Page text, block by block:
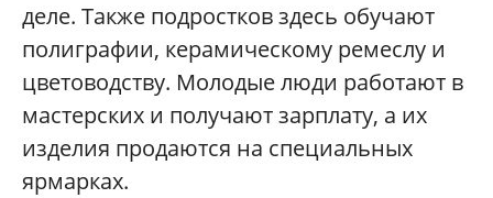
деле. Также подростков здесь обучают
полиграфии, керамическому ремеслу и
цветоводству. Молодые люди работают в
мастерских и получают зарплату, а их
изделия продаются на специальных
ярмарках.